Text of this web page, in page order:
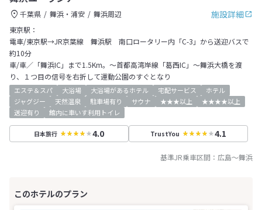
施設詳細
千葉県 舞浜・浦安
舞浜周辺
東京駅：
電車/東京駅→JR京葉線 舞浜駅 南口ロータリー内「C-3」から送迎バスで
約10分
車/車／「舞浜IC」まで1.5Km。～首都高湾岸線「葛西IC」～舞浜大橋を渡
り、１つ目の信号を右折して運動公園のすぐとなり
エステ＆スパ 大浴場 大浴場があるホテル 宅配サービス
ホテル
ジャグジー
天然温泉 駐車場有り サウナ ★★★以上
★★★★以上
送迎有り
館内に車いす利用トイレ
日本旅行 4.0 TrustYou 4.1
基準JR乗車区間： 広島～舞浜